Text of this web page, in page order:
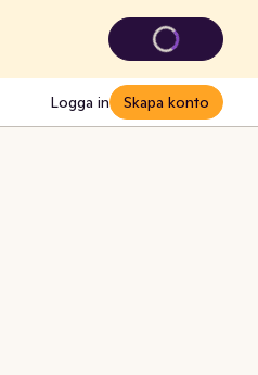
Logga in Skapa konto